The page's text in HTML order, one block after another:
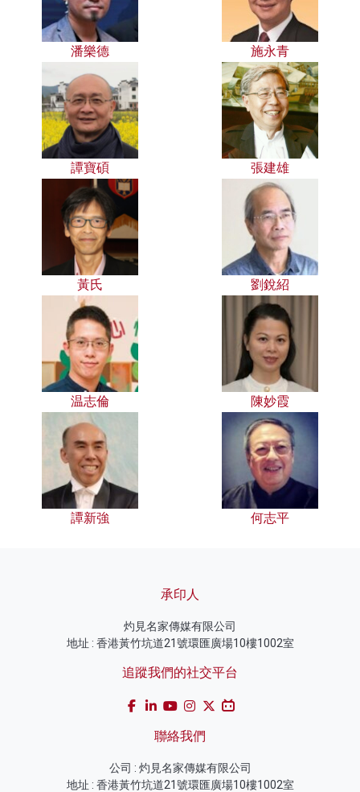
潘樂德 施永青
譚寶碩 張建雄
黃氏 劉銳紹
温志倫 陳妙霞
譚新強 何志平
承印人
灼見名家傳媒有限公司
地址 : 香港黃竹坑道21號環匯廣場10樓1002室
追蹤我們的社交平台
聯絡我們
公司 : 灼見名家傳媒有限公司
地址 : 香港黃竹坑道21號環匯廣場10樓1002室